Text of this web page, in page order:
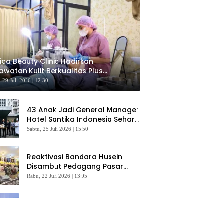
Beauty Clinic Hadirkan
Kulit Berkualitas Plus
Gratis
29 Juli 2026 | 12:30
43 Anak Jadi General Manager
Hotel Santika Indonesia Sehari
Sukses Digelar
Sabtu, 25 Juli 2026 | 15:50
Reaktivasi Bandara Husein
Disambut Pedagang Pasar
Baru, Diyakini Bangkitkan
Rabu, 22 Juli 2026 | 13:05